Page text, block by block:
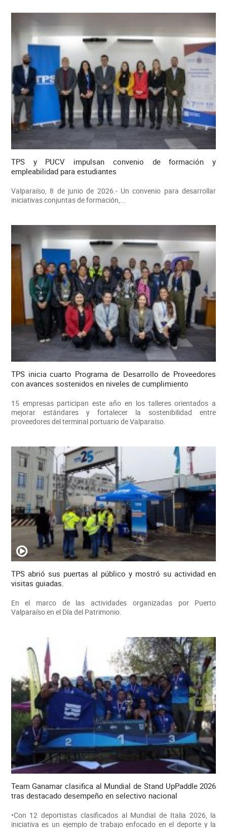
TPS y PUCV impulsan convenio de formación y
empleabilidad para estudiantes
Valparaíso, 8 de junio de 2026.- Un convenio para desarrollar
iniciativas conjuntas de formación,...
TPS inicia cuarto Programa de Desarrollo de Proveedores
con avances sostenidos en niveles de cumplimiento
15 empresas participan este año en los talleres orientados a
mejorar estándares y fortalecer la sostenibilidad entre
proveedores del terminal portuario de Valparaíso.
TPS abrió sus puertas al público y mostró su actividad en
visitas guiadas.
En el marco de las actividades organizadas por Puerto
Valparaíso en el Día del Patrimonio.
Team Ganamar clasifica al Mundial de Stand UpPaddle 2026
tras destacado desempeño en selectivo nacional
•Con 12 deportistas clasificados al Mundial de Italia 2026, la
iniciativa es un ejemplo de trabajo enfocado en el deporte y la